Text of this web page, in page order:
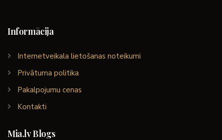
Informācija
Internetveikala lietošanas noteikumi
Privātuma politika
Pakalpojumu cenas
Kontakti
Mia.lv Blogs